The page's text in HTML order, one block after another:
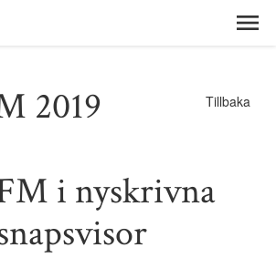
Tillbaka
2019
i nyskrivna